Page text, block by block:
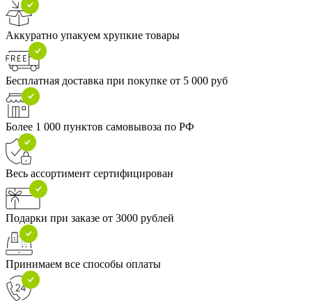
Аккуратно упакуем хрупкие товары
Бесплатная доставка при покупке от 5 000 руб
Более 1 000 пунктов самовывоза по РФ
Весь ассортимент сертифицирован
Подарки при заказе от 3000 рублей
Принимаем все способы оплаты